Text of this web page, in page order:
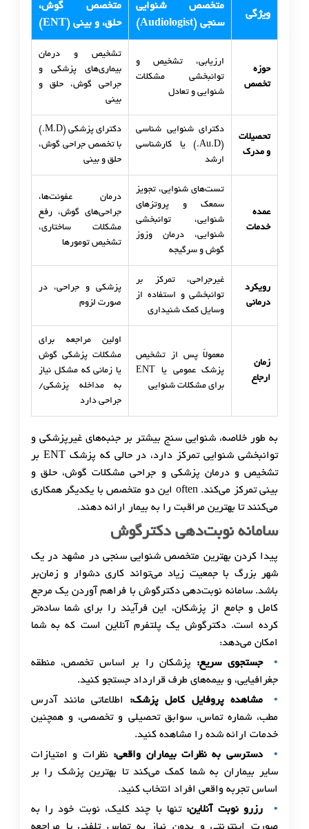
ویژگی
متخصص شنوایی
سنجی (Audiologist)
متخصص گوش،
حلق، و بینی (ENT)
حوزه
تخصص
ارزیابی، تشخیص و
توانبخشی مشکلات
شنوایی و تعادل
تشخیص و درمان
بیماری‌های پزشکی و
جراحی گوش، حلق و
بینی
تحصیلات
و مدرک
دکترای شنوایی شناسی
(Au.D.) یا کارشناسی
ارشد
دکترای پزشکی (M.D.)
با تخصص جراحی گوش،
حلق و بینی
عمده
خدمات
تست‌های شنوایی، تجویز
سمعک و پروتزهای
شنوایی، توانبخشی
شنوایی، درمان وزوز
گوش و سرگیجه
درمان عفونت‌ها،
جراحی‌های گوش، رفع
مشکلات ساختاری،
تشخیص تومورها
رویکرد
درمانی
غیرجراحی، تمرکز بر
توانبخشی و استفاده از
وسایل کمک شنیداری
پزشکی و جراحی، در
صورت لزوم
زمان
ارجاع
معمولاً پس از تشخیص
پزشک عمومی یا ENT
برای مشکلات شنوایی
اولین مراجعه برای
مشکلات پزشکی گوش
یا زمانی که مشکل نیاز
به مداخله پزشکی/
جراحی دارد
به طور خلاصه، شنوایی سنج بیشتر بر جنبه‌های غیرپزشکی و
توانبخشی شنوایی تمرکز دارد، در حالی که پزشک ENT بر
تشخیص و درمان پزشکی و جراحی مشکلات گوش، حلق و
بینی تمرکز می‌کند. often این دو متخصص با یکدیگر همکاری
می‌کنند تا بهترین مراقبت را به بیمار ارائه دهند.
سامانه نوبت‌دهی دکترگوش
پیدا کردن بهترین متخصص شنوایی سنجی در مشهد در یک
شهر بزرگ با جمعیت زیاد می‌تواند کاری دشوار و زمان‌بر
باشد. سامانه نوبت‌دهی دکترگوش با فراهم آوردن یک مرجع
کامل و جامع از پزشکان، این فرآیند را برای شما ساده‌تر
کرده است. دکترگوش یک پلتفرم آنلاین است که به شما
امکان می‌دهد:
جستجوی سریع: پزشکان را بر اساس تخصص، منطقه
جغرافیایی، و بیمه‌های طرف قرارداد جستجو کنید.
مشاهده پروفایل کامل پزشک: اطلاعاتی مانند آدرس
مطب، شماره تماس، سوابق تحصیلی و تخصصی، و همچنین
خدمات ارائه شده را مشاهده کنید.
دسترسی به نظرات بیماران واقعی: نظرات و امتیازات
سایر بیماران به شما کمک می‌کند تا بهترین پزشک را بر
اساس تجربه واقعی افراد انتخاب کنید.
رزرو نوبت آنلاین: تنها با چند کلیک، نوبت خود را به